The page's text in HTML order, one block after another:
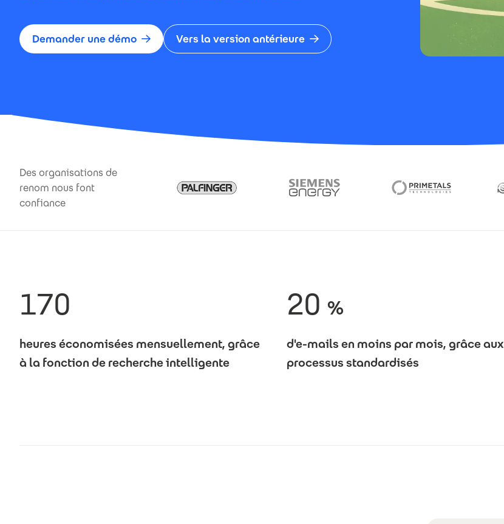
Demander une démo Vers la version antérieure
Des organisations de
renom nous font
confiance
170
heures économisées mensuellement, grâce
à la fonction de recherche intelligente
20 %
d'e-mails en moins par mois, grâce aux
processus standardisés